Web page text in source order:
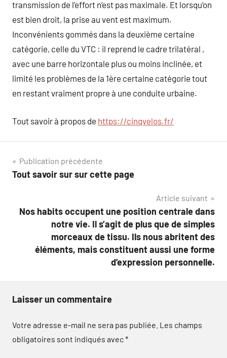
transmission de l’effort n’est pas maximale. Et lorsqu’on
est bien droit, la prise au vent est maximum.
Inconvénients gommés dans la deuxième certaine
catégorie, celle du VTC : il reprend le cadre trilatéral ,
avec une barre horizontale plus ou moins inclinée, et
limité les problèmes de la 1ère certaine catégorie tout
en restant vraiment propre à une conduite urbaine.
Tout savoir à propos de https://cinqvelos.fr/
Navigation
de
Publication précédente
Tout savoir sur sur cette page
Article suivant
Nos habits occupent une position centrale dans
notre vie. Il s’agit de plus que de simples
morceaux de tissu. Ils nous abritent des
éléments, mais constituent aussi une forme
d’expression personnelle.
Laisser un commentaire
Votre adresse e-mail ne sera pas publiée. Les champs
obligatoires sont indiqués avec*